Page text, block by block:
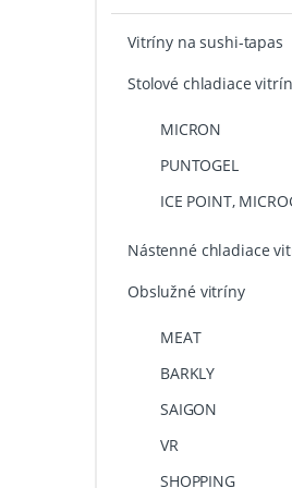
Vitríny na sushi-tapas
Stolové chladiace
MICRON
PUNTOGEL
ICE POINT,
Nástenné chladiace
Obslužné vitríny
MEAT
BARKLY
SAIGON
VR
SHOPPING